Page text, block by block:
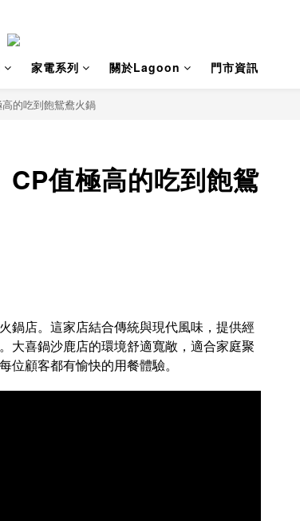
家電系列 關於Lagoon 門市資訊
的吃到飽鴛鴦火鍋
CP值極高的吃到飽鴛
鍋店。這家店結合傳統與現代風味，提供經
大喜鍋沙鹿店的環境舒適寬敞，適合家庭聚
顧客都有愉快的用餐體驗。